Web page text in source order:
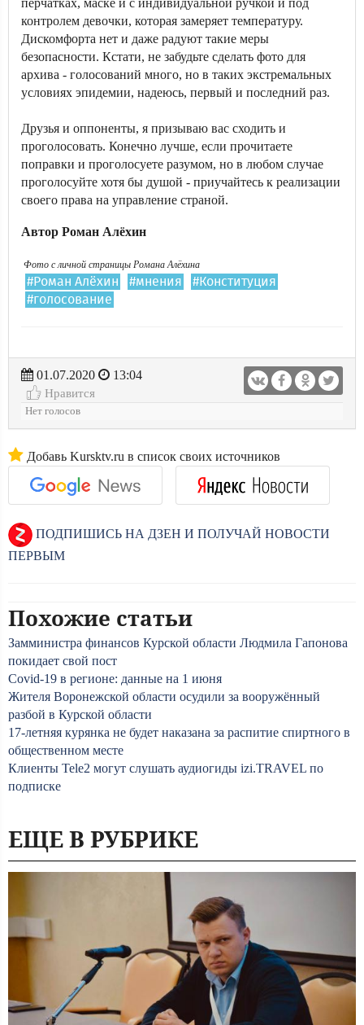
перчатках, маске и с индивидуальной ручкой и под
контролем девочки, которая замеряет температуру.
Дискомфорта нет и даже радуют такие меры
безопасности. Кстати, не забудьте сделать фото для
архива - голосований много, но в таких экстремальных
условиях эпидемии, надеюсь, первый и последний раз.
Друзья и оппоненты, я призываю вас сходить и
проголосовать. Конечно лучше, если прочитаете
поправки и проголосуете разумом, но в любом случае
проголосуйте хотя бы душой - приучайтесь к реализации
своего права на управление страной.
Автор Роман Алёхин
Фото с личной страницы Романа Алёхина
#Роман Алёхин #мнения
#Конституция
#голосование
01.07.2020
13:04
Нравится
Нет голосов
Добавь Kursktv.ru в список своих источников
ПОДПИШИСЬ НА ДЗЕН И ПОЛУЧАЙ НОВОСТИ
ПЕРВЫМ
Похожие статьи
Замминистра финансов Курской области Людмила Гапонова
покидает свой пост
Covid-19 в регионе: данные на 1 июня
Жителя Воронежской области осудили за вооружённый
разбой в Курской области
17-летняя курянка не будет наказана за распитие спиртного в
общественном месте
Клиенты Tele2 могут слушать аудиогиды izi.TRAVEL по
подписке
ЕЩЕ В РУБРИКЕ